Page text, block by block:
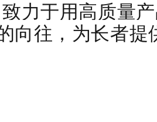
力于用高质量
向往，为长者